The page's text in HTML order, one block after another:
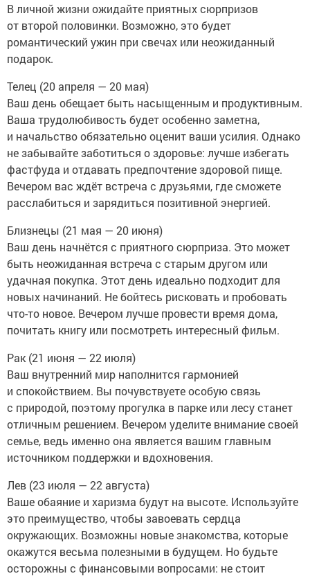
В личной жизни ожидайте приятных сюрпризов
от второй половинки. Возможно, это будет
романтический ужин при свечах или неожиданный
подарок.
Телец (20 апреля — 20 мая)
Ваш день обещает быть насыщенным и продуктивным.
Ваша трудолюбивость будет особенно заметна,
и начальство обязательно оценит ваши усилия. Однако
не забывайте заботиться о здоровье: лучше избегать
фастфуда и отдавать предпочтение здоровой пище.
Вечером вас ждёт встреча с друзьями, где сможете
расслабиться и зарядиться позитивной энергией.
Близнецы (21 мая — 20 июня)
Ваш день начнётся с приятного сюрприза. Это может
быть неожиданная встреча с старым другом или
удачная покупка. Этот день идеально подходит для
новых начинаний. Не бойтесь рисковать и пробовать
что-то новое. Вечером лучше провести время дома,
почитать книгу или посмотреть интересный фильм.
Рак (21 июня — 22 июля)
Ваш внутренний мир наполнится гармонией
и спокойствием. Вы почувствуете особую связь
с природой, поэтому прогулка в парке или лесу станет
отличным решением. Вечером уделите внимание своей
семье, ведь именно она является вашим главным
источником поддержки и вдохновения.
Лев (23 июля — 22 августа)
Ваше обаяние и харизма будут на высоте. Используйте
это преимущество, чтобы завоевать сердца
окружающих. Возможны новые знакомства, которые
окажутся весьма полезными в будущем. Но будьте
осторожны с финансовыми вопросами: не стоит